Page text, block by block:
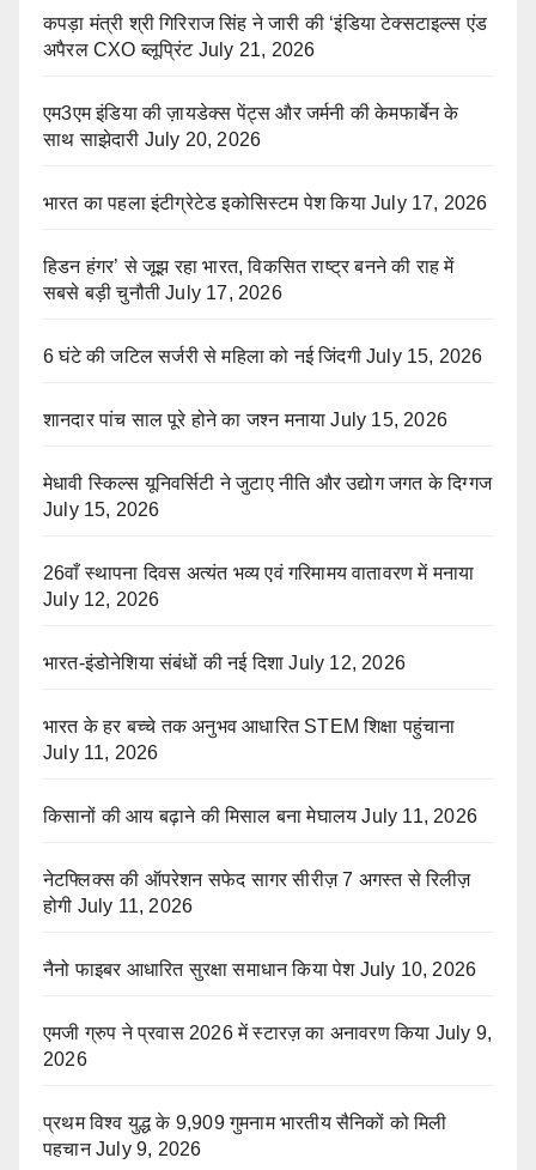
कपड़ा मंत्री श्री गिरिराज सिंह ने जारी की ‘इंडिया टेक्सटाइल्स एंड
अपैरल CXO ब्लूप्रिंट July 21, 2026
एम3एम इंडिया की ज़ायडेक्स पेंट्स और जर्मनी की केमफार्बेन के
साथ साझेदारी July 20, 2026
भारत का पहला इंटीग्रेटेड इकोसिस्टम पेश किया July 17, 2026
हिडन हंगर’ से जूझ रहा भारत, विकसित राष्ट्र बनने की राह में
सबसे बड़ी चुनौती July 17, 2026
6 घंटे की जटिल सर्जरी से महिला को नई जिंदगी July 15, 2026
शानदार पांच साल पूरे होने का जश्न मनाया July 15, 2026
मेधावी स्किल्स यूनिवर्सिटी ने जुटाए नीति और उद्योग जगत के दिग्गज
July 15, 2026
26वाँ स्थापना दिवस अत्यंत भव्य एवं गरिमामय वातावरण में मनाया
July 12, 2026
भारत-इंडोनेशिया संबंधों की नई दिशा July 12, 2026
भारत के हर बच्चे तक अनुभव आधारित STEM शिक्षा पहुंचाना
July 11, 2026
किसानों की आय बढ़ाने की मिसाल बना मेघालय July 11, 2026
नेटफ्लिक्स की ऑपरेशन सफेद सागर सीरीज़ 7 अगस्त से रिलीज़
होगी July 11, 2026
नैनो फाइबर आधारित सुरक्षा समाधान किया पेश July 10, 2026
एमजी ग्रुप ने प्रवास 2026 में स्टारज़ का अनावरण किया July 9,
2026
प्रथम विश्व युद्ध के 9,909 गुमनाम भारतीय सैनिकों को मिली
पहचान July 9, 2026